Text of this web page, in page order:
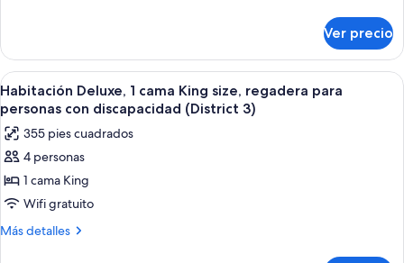
vista
a
la
alberca
(District
3)
Deluxe,
para
no
fumadores,
vista
a
la
alberca
(District
3)
Ver precio
Abrir
todas
las
fotos
de
Habitación
Deluxe,
1
Una habitación de hotel moderna
8
Habitación Deluxe, 1 cama King size, regadera para
personas con discapacidad (District 3)
355 pies cuadrados
4 personas
1 cama King
Wifi gratuito
Más detalles
Más